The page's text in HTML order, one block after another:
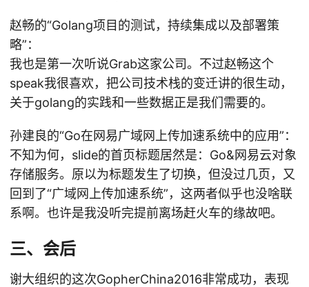
赵畅的“Golang项目的测试，持续集成以及部署策
略”：
我也是第一次听说Grab这家公司。不过赵畅这个
speak我很喜欢，把公司技术栈的变迁讲的很生动，
关于golang的实践和一些数据正是我们需要的。
孙建良的“Go在网易广域网上传加速系统中的应用”：
不知为何，slide的首页标题居然是：Go&网易云对象
存储服务。原以为标题发生了切换，但没过几页，又
回到了“广域网上传加速系统”，这两者似乎也没啥联
系啊。也许是我没听完提前离场赶火车的缘故吧。
三、会后
谢大组织的这次GopherChina2016非常成功，表现